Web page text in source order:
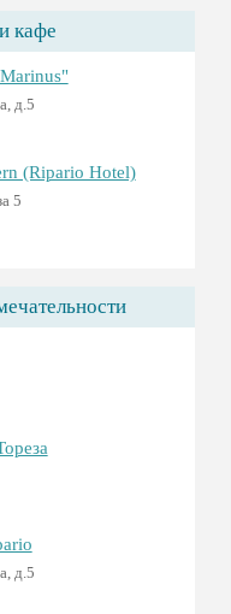
кафе
д.5
(Ripario Hotel)
5
д.5